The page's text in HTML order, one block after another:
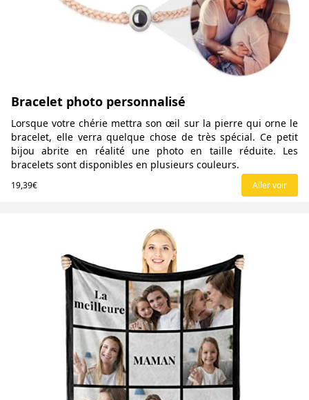
Bracelet photo personnalisé
Lorsque votre chérie mettra son œil sur la pierre qui orne le
bracelet, elle verra quelque chose de très spécial. Ce petit
bijou abrite en réalité une photo en taille réduite. Les
bracelets sont disponibles en plusieurs couleurs.
19,39€ Aller voir